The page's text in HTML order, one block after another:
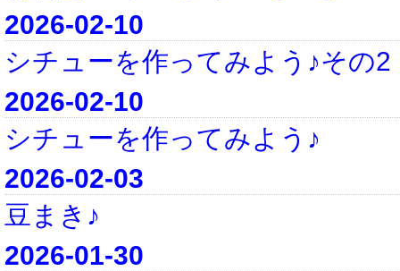
2026-02-10
シチューを作ってみよう♪その2
2026-02-10
シチューを作ってみよう♪
2026-02-03
豆まき♪
2026-01-30